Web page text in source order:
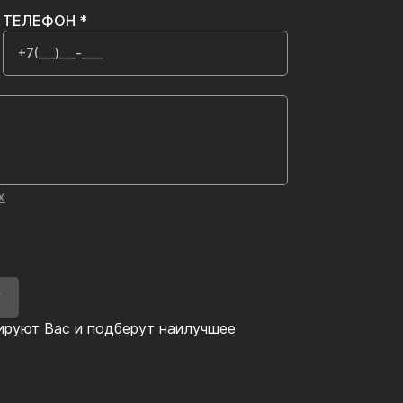
Вас и подберут наилучшее
ТЕЛЕФОН *